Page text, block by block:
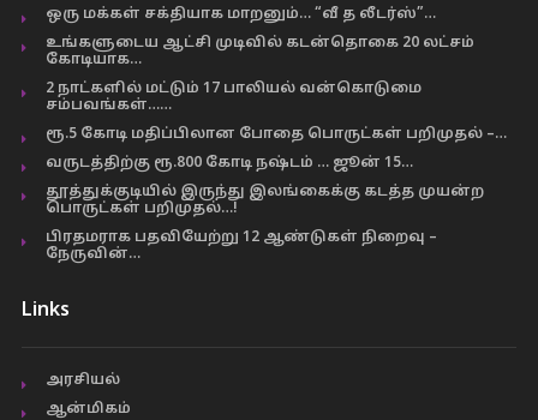
ஒரு மக்கள் சக்தியாக மாறனும்… “வீ த லீடர்ஸ்”…
உங்களுடைய ஆட்சி முடிவில் கடன்தொகை 20 லட்சம்
கோடியாக…
2 நாட்களில் மட்டும் 17 பாலியல் வன்கொடுமை
சம்பவங்கள்……
ரூ.5 கோடி மதிப்பிலான போதை பொருட்கள் பறிமுதல் –…
வருடத்திற்கு ரூ.800 கோடி நஷ்டம் … ஜூன் 15…
தூத்துக்குடியில் இருந்து இலங்கைக்கு கடத்த முயன்ற
பொருட்கள் பறிமுதல்…!
பிரதமராக பதவியேற்று 12 ஆண்டுகள் நிறைவு –
நேருவின்…
Links
அரசியல்
ஆன்மிகம்